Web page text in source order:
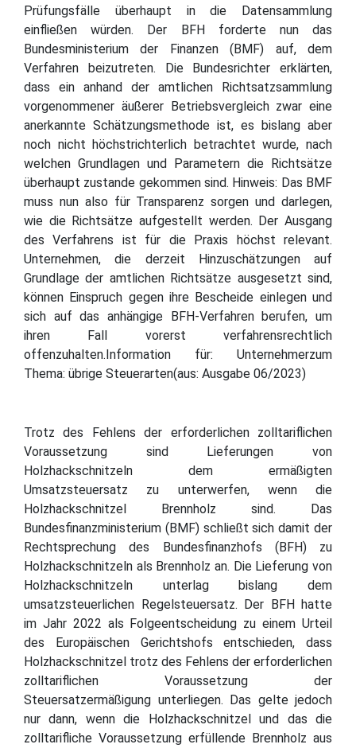
Prüfungsfälle überhaupt in die Datensammlung
einfließen würden. Der BFH forderte nun das
Bundesministerium der Finanzen (BMF) auf, dem
Verfahren beizutreten. Die Bundesrichter erklärten,
dass ein anhand der amtlichen Richtsatzsammlung
vorgenommener äußerer Betriebsvergleich zwar eine
anerkannte Schätzungsmethode ist, es bislang aber
noch nicht höchstrichterlich betrachtet wurde, nach
welchen Grundlagen und Parametern die Richtsätze
überhaupt zustande gekommen sind. Hinweis: Das BMF
muss nun also für Transparenz sorgen und darlegen,
wie die Richtsätze aufgestellt werden. Der Ausgang
des Verfahrens ist für die Praxis höchst relevant.
Unternehmen, die derzeit Hinzuschätzungen auf
Grundlage der amtlichen Richtsätze ausgesetzt sind,
können Einspruch gegen ihre Bescheide einlegen und
sich auf das anhängige BFH-Verfahren berufen, um
ihren Fall vorerst verfahrensrechtlich
offenzuhalten.Information für: Unternehmerzum
Thema: übrige Steuerarten(aus: Ausgabe 06/2023)
Trotz des Fehlens der erforderlichen zolltariflichen
Voraussetzung sind Lieferungen von
Holzhackschnitzeln dem ermäßigten
Umsatzsteuersatz zu unterwerfen, wenn die
Holzhackschnitzel Brennholz sind. Das
Bundesfinanzministerium (BMF) schließt sich damit der
Rechtsprechung des Bundesfinanzhofs (BFH) zu
Holzhackschnitzeln als Brennholz an. Die Lieferung von
Holzhackschnitzeln unterlag bislang dem
umsatzsteuerlichen Regelsteuersatz. Der BFH hatte
im Jahr 2022 als Folgeentscheidung zu einem Urteil
des Europäischen Gerichtshofs entschieden, dass
Holzhackschnitzel trotz des Fehlens der erforderlichen
zolltariflichen Voraussetzung der
Steuersatzermäßigung unterliegen. Das gelte jedoch
nur dann, wenn die Holzhackschnitzel und das die
zolltarifliche Voraussetzung erfüllende Brennholz aus